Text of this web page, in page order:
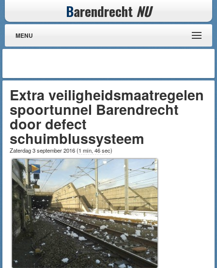
Barendrecht NU
MENU
Extra veiligheidsmaatregelen
spoortunnel Barendrecht
door defect
schuimblussysteem
Zaterdag 3 september 2016(1 min, 46 sec)